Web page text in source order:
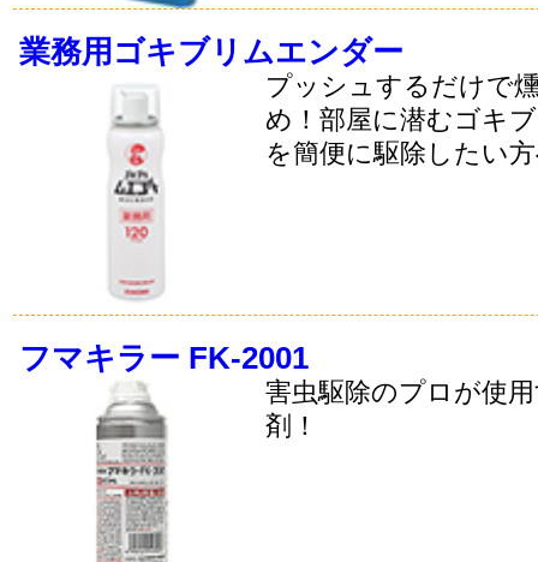
業務用ゴキブリムエンダー
プッシュするだけで
め！部屋に潜むゴキ
を簡便に駆除したい
フマキラー FK-2001
害虫駆除のプロが使
剤！